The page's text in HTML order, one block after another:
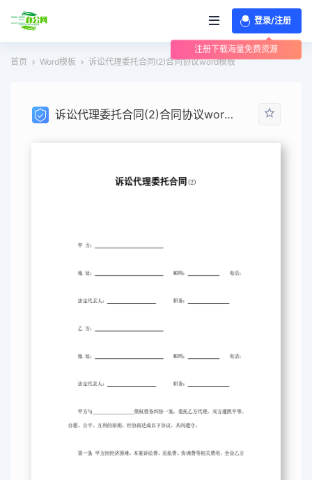
登录/注册
注册下载海量免费资源
首页 Word模板 诉讼代理委托合同(2)合同协议word模板
诉讼代理委托合同(2)合同协议word模板